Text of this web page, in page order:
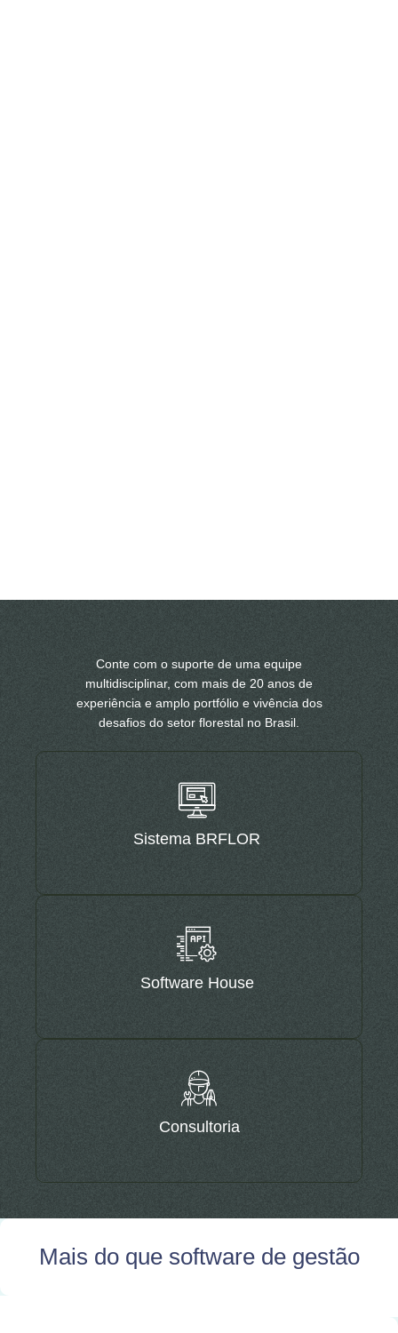
Conte com o suporte de uma equipe
multidisciplinar, com mais de 20 anos de
experiência e amplo portfólio e vivência dos
desafios do setor florestal no Brasil.
Sistema BRFLOR
Software House
Consultoria
Mais do que software de gestão